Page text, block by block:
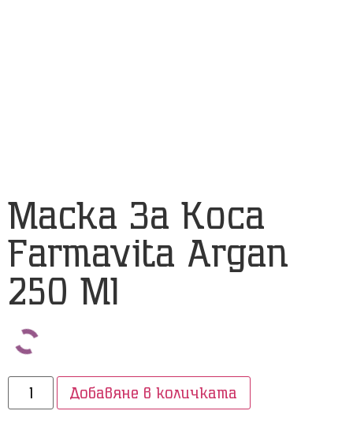
Маска За Коса
Farmavita Argan
250 Ml
Добавяне в количката